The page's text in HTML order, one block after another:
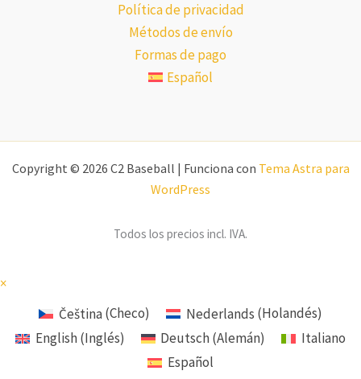
Política de privacidad
Métodos de envío
Formas de pago
Español
Copyright © 2026 C2 Baseball | Funciona con Tema Astra para
WordPress
Todos los precios incl. IVA.
×
Čeština(Checo) Nederlands (Holandés)
English(Inglés) Deutsch(Alemán)
Italiano
Español